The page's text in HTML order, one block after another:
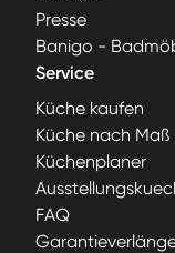
Presse
Banigo -
Service
Küche kaufen
Küche nach Maß
Küchenplaner
FAQ